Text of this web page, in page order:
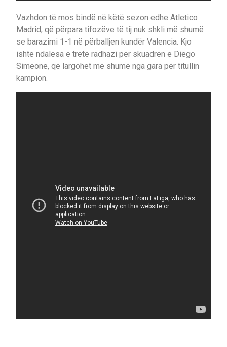
Vazhdon të mos bindë në këtë sezon edhe Atletico
Madrid, që përpara tifozëve të tij nuk shkli më shumë
se barazimi 1-1 në përballjen kundër Valencia. Kjo
ishte ndalesa e tretë radhazi për skuadrën e Diego
Simeone, që largohet më shumë nga gara për titullin
kampion.